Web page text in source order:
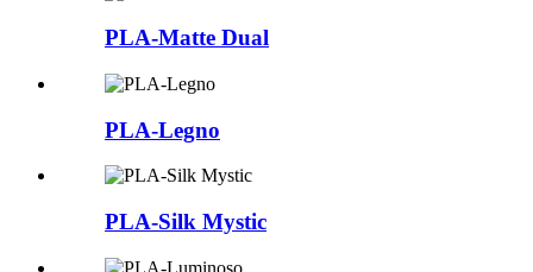
PLA-Matte Dual
PLA-Legno
PLA-Silk Mystic